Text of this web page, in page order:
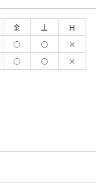
金 土
日
◯ ◯
×
◯ ◯
×